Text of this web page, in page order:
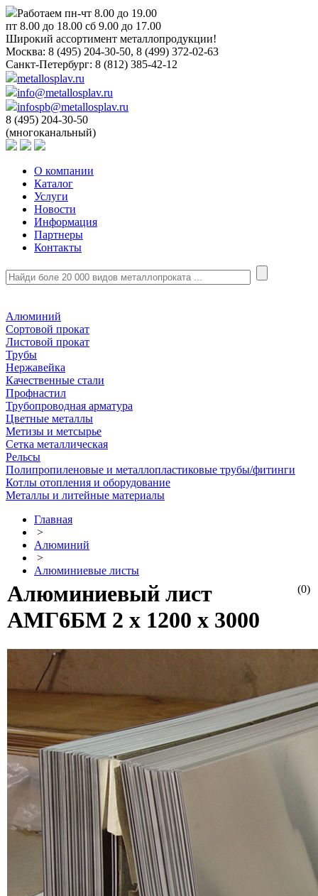
Работаем пн-чт 8.00 до 19.00
пт 8.00 до 18.00 сб 9.00 до 17.00
Широкий ассортимент металлопродукции!
Москва: 8 (495) 204-30-50, 8 (499) 372-02-63
Санкт-Петербург: 8 (812) 385-42-12
metallosplav.ru
info@metallosplav.ru
infospb@metallosplav.ru
8 (495) 204-30-50
(многоканальный)
О компании
Каталог
Услуги
Новости
Информация
Партнеры
Контакты
Алюминий
Сортовой прокат
Листовой прокат
Трубы
Нержавейка
Качественные стали
Профнастил
Трубопроводная арматура
Цветные металлы
Метизы и метсырье
Сетка металлическая
Рельсы
Полипропиленовые и металлопластиковые трубы/фитинги
Котлы отопления и оборудование
Металлы и литейные материалы
Главная
>
Алюминий
>
Алюминиевые листы
(0)
Алюминиевый лист
АМГ6БМ 2 х 1200 х 3000